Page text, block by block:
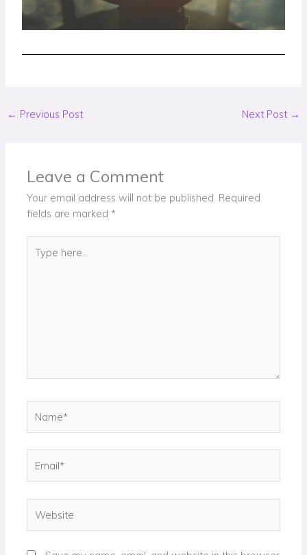
← Previous Post Next Post →
Leave a Comment
Your email address will not be published. Required
fields are marked *
here..